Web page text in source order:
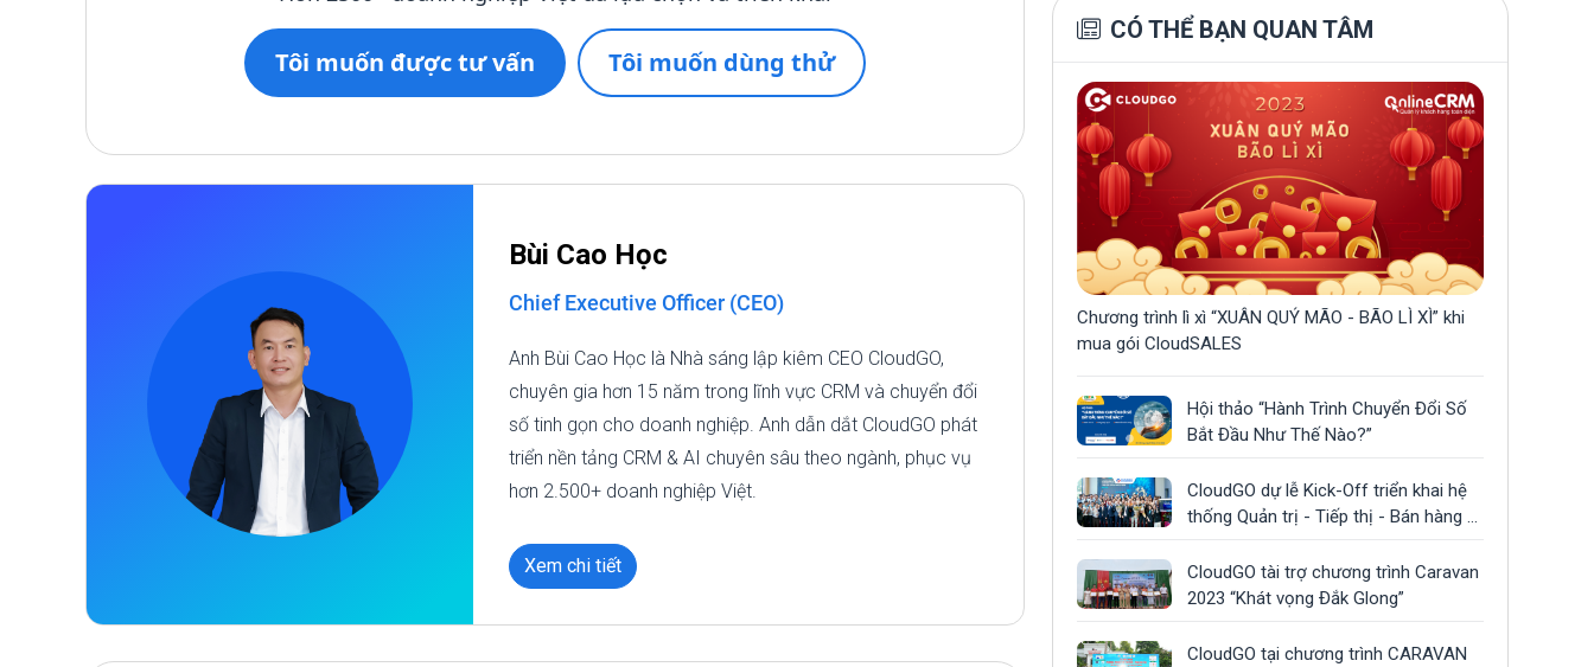
Tôi muốn được tư vấn Tôi muốn dùng thử
Bùi Cao Học
Chief Executive Officer (CEO)
Anh Bùi Cao Học là Nhà sáng lập kiêm CEO CloudGO,
chuyên gia hơn 15 năm trong lĩnh vực CRM và chuyển đổi
số tinh gọn cho doanh nghiệp. Anh dẫn dắt CloudGO phát
triển nền tảng CRM & AI chuyên sâu theo ngành, phục vụ
hơn 2.500+ doanh nghiệp Việt.
Xem chi tiết
CÓ THỂ BẠN QUAN TÂM
Chương trình lì xì “XUÂN QUÝ MÃO - BÃO LÌ XÌ” khi
mua gói CloudSALES
Hội thảo “Hành Trình Chuyển Đổi Số
Bắt Đầu Như Thế Nào?”
CloudGO dự lễ Kick-Off triển khai hệ
thống Quản trị - Tiếp thị - Bán hàng -
CloudGO tài trợ chương trình Caravan
2023 “Khát vọng Đắk Glong”
CloudGO tại chương trình CARAVAN